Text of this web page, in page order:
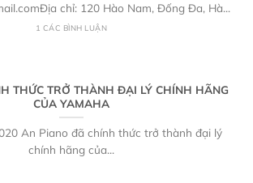
chỉ: 120 Hào Nam, Đống Đa, Hà...
1 CÁC BÌNH LUẬN
THỨC TRỞ THÀNH ĐẠI LÝ CHÍNH HÃNG
CỦA YAMAHA
An Piano đã chính thức trở thành đại lý
chính hãng của...